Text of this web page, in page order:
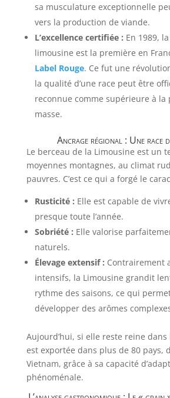
sa musculature exceptionnelle
vers la production de viande.
L’excellence certifiée : En 1989,
limousine est la première en
Label Rouge. Ce fut une
la qualité d’une race peut être
reconnue comme supérieure à la
masse.
Ancrage régional : Une race
Le berceau de la Limousine est un
moyennes montagnes, au climat
pauvres. C’est ce qui a forgé le
Rusticité : Elle est capable de
presque toute l’année.
Sobriété : Elle valorise
naturels.
Élevage extensif : Contrairement
intensifs, la Limousine grandit
rythme des saisons, ce qui
développer des arômes
Aujourd’hui, si elle reste reine
est exportée dans plus de 80 pays,
Vietnam, grâce à sa capacité
phénoménale.